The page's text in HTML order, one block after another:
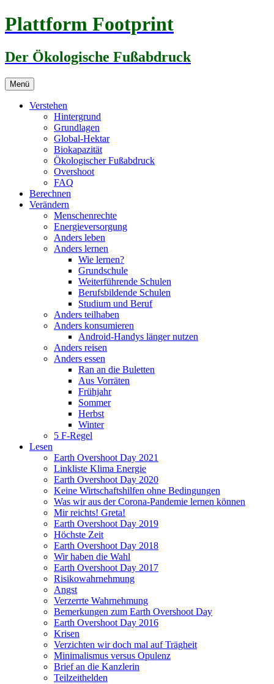
Zum
Inhalt
Plattform Footprint
Der Ökologische Fußabdruck
Menü
Verstehen
Hintergrund
Grundlagen
Global-Hektar
Biokapazität
Ökologischer Fußabdruck
Overshoot
FAQ
Berechnen
Verändern
Menschenrechte
Energieversorgung
Anders leben
Anders lernen
Wie lernen?
Grundschule
Weiterführende Schulen
Berufsbildende Schulen
Studium und Beruf
Anders teilhaben
Anders konsumieren
Android-Handys länger nutzen
Anders reisen
Anders essen
Ran an die Buletten
Aus Vorräten
Frühjahr
Sommer
Herbst
Winter
5 F-Regel
Lesen
Earth Overshoot Day 2021
Linkliste Klima Energie
Earth Overshoot Day 2020
Keine Wirtschaftshilfen ohne Bedingungen
Was wir aus der Corona-Pandemie lernen können
Mir reichts! Greta!
Earth Overshoot Day 2019
Höchste Zeit
Earth Overshoot Day 2018
Wir haben die Wahl
Earth Overshoot Day 2017
Risikowahrnehmung
Angst
Verzerrte Wahrnehmung
Bemerkungen zum Earth Overshoot Day
Earth Overshoot Day 2016
Krisen
Verzichten wir doch mal auf Trägheit
Minimalismus versus Opulenz
Brief an die Kanzlerin
Teilzeithelden